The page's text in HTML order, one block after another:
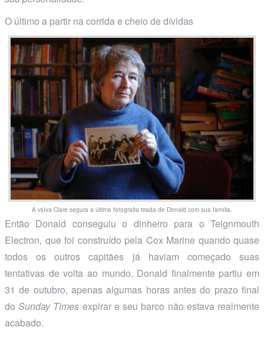
O último a partir na corrida e cheio de dívidas
A viúva Clare segura a última fotografia tirada de Donald com sua família.
Então Donald conseguiu o dinheiro para o Teignmouth
Electron, que foi construído pela Cox Marine quando quase
todos os outros capitães já haviam começado suas
tentativas de volta ao mundo. Donald finalmente partiu em
31 de outubro, apenas algumas horas antes do prazo final
doSunday Times expirar e seu barco não estava realmente
acabado.